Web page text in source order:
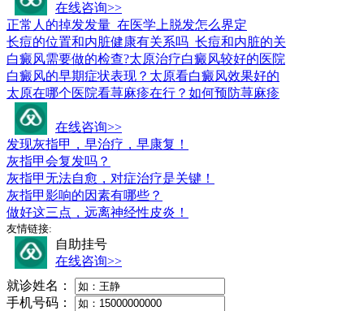
在线咨询>>
正常人的掉发发量_在医学上脱发怎么界定
长痘的位置和内脏健康有关系吗_长痘和内脏的关
白癜风需要做的检查?太原治疗白癜风较好的医院
白癜风的早期症状表现？太原看白癜风效果好的
太原在哪个医院看荨麻疹在行？如何预防荨麻疹
在线咨询>>
发现灰指甲，早治疗，早康复！
灰指甲会复发吗？
灰指甲无法自愈，对症治疗是关键！
灰指甲影响的因素有哪些？
做好这三点，远离神经性皮炎！
友情链接:
自助挂号
在线咨询>>
就诊姓名：
手机号码：